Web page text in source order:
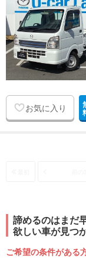
お気に入り
諦めるのはまだ
欲しい車が見つ
ご希望の条件がある